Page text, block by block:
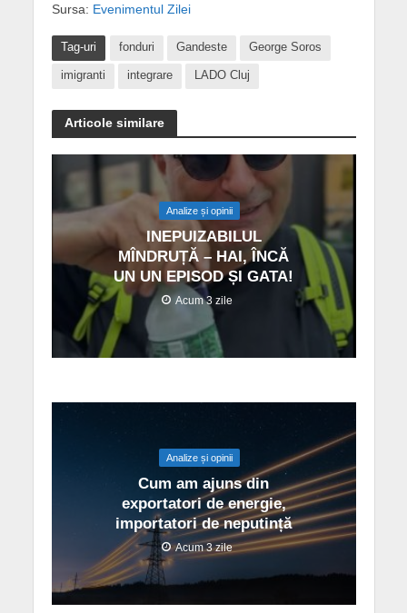
Sursa: Evenimentul Zilei
Tag-uri fonduri Gandeste George Soros
imigranti integrare LADO Cluj
Articole similare
Analize și opinii
INEPUIZABILUL
MÎNDRUȚĂ – HAI, ÎNCĂ
UN UN EPISOD ȘI GATA!
Acum 3 zile
Analize și opinii
Cum am ajuns din
exportatori de energie,
importatori de neputință
Acum 3 zile